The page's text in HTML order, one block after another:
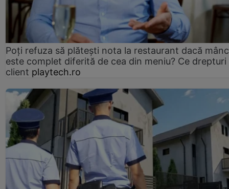
Poți refuza să plătești nota la restaurant dacă
este complet diferită de cea din meniu? Ce drepturi
client playtech.ro